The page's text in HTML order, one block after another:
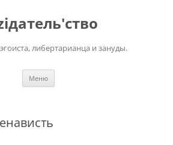
либертарианца и зануды.
Меню